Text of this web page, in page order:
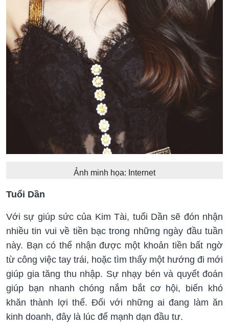
Ảnh minh họa: Internet
Tuổi Dần
Với sự giúp sức của Kim Tài, tuổi Dần sẽ đón nhận
nhiều tin vui về tiền bạc trong những ngày đầu tuần
này. Bạn có thể nhận được một khoản tiền bất ngờ
từ công việc tay trái, hoặc tìm thấy một hướng đi mới
giúp gia tăng thu nhập. Sự nhạy bén và quyết đoán
giúp bạn nhanh chóng nắm bắt cơ hội, biến khó
khăn thành lợi thế. Đối với những ai đang làm ăn
kinh doanh, đây là lúc để mạnh dạn đầu tư.